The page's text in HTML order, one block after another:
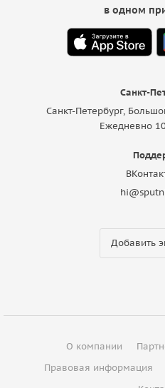
Санкт-
Санкт-Петербург,
Ежедневно
Добавить
в одном
О компании
Правовая информация